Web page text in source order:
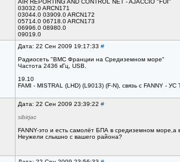
AIR REPORTING AND CONTROL NET - AJACCIO "FUI"
03032.0 ARCN171
03044.0 03909.0 ARCN172
05714.0 06718.0 ARCN173
06996.0 08980.0
09019.0
Дата: 22 Сен 2009 19:17:33 #
Радиосеть "ВМС Франции на Средиземном море"
Частота 2436 кГц, USB.
19.10
FAMI - MISTRAL (LHD) (L9013) (F-N), связь с FANNY - УС
Дата: 22 Сен 2009 23:39:22 #
sibirjac
FANNY-это и есть самолёт БПА в средиземном море,а
Неужели слышно с вашего района?